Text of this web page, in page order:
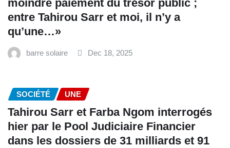
moindre paiement du trésor public ;
entre Tahirou Sarr et moi, il n’y a
qu’une…»
barre solaire Dec 18, 2025
SOCIÉTÉ UNE
Tahirou Sarr et Farba Ngom interrogés
hier par le Pool Judiciaire Financier
dans les dossiers de 31 milliards et 91